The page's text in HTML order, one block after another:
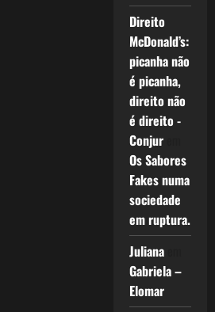
Direito
McDonald’s:
picanha não
é picanha,
direito não
é direito -
Conjurem
Os Sabores
Fakes numa
sociedade
em ruptura.
Julianaem
Gabriela –
Elomar